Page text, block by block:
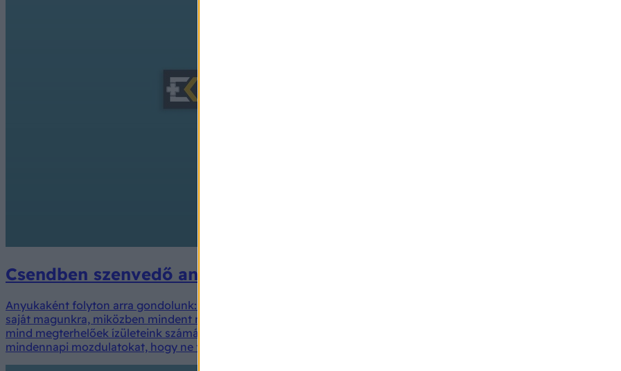
Csendben szenvedő anyukák: ízületi fájdalmak kisgyermek mellett
Anyukaként folyton arra gondolunk: csak gyermekünk egészséges legyen. Ez természetes aggodalom, hisz
saját magunkra, miközben mindent megteszünk a gyermek kiegyensúlyozott fejlődéséért, boldogságáért? A
mind megterhelőek ízületeink számára. Gyakran küzdünk fájdalmakkal, de édesanyaként csak a legritkább esetben
mindennapi mozdulatokat, hogy ne fájjon a derekunk, térdünk, csuklónk, ne kopjanak porcaink? Az Ízületőr